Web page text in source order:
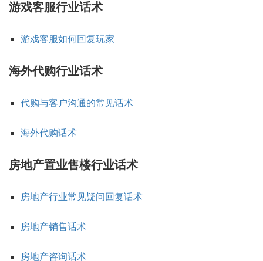
游戏客服行业话术
游戏客服如何回复玩家
海外代购行业话术
代购与客户沟通的常见话术
海外代购话术
房地产置业售楼行业话术
房地产行业常见疑问回复话术
房地产销售话术
房地产咨询话术